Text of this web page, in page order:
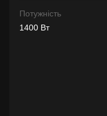
Потужність
1400 Вт